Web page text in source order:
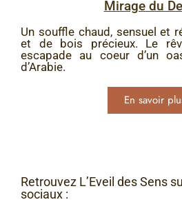
Mirage du
Un souffle chaud, sensuel et
et de bois précieux. Le
escapade au coeur d’un
d’Arabie.
En savoir
Retrouvez L’Eveil des Sens
sociaux :